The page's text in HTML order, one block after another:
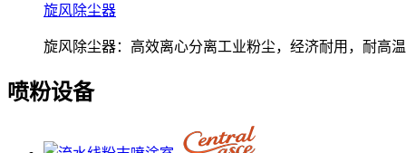
旋风除尘器
旋风除尘器：高效离心分离工业粉尘，经济耐用，耐高
喷粉设备